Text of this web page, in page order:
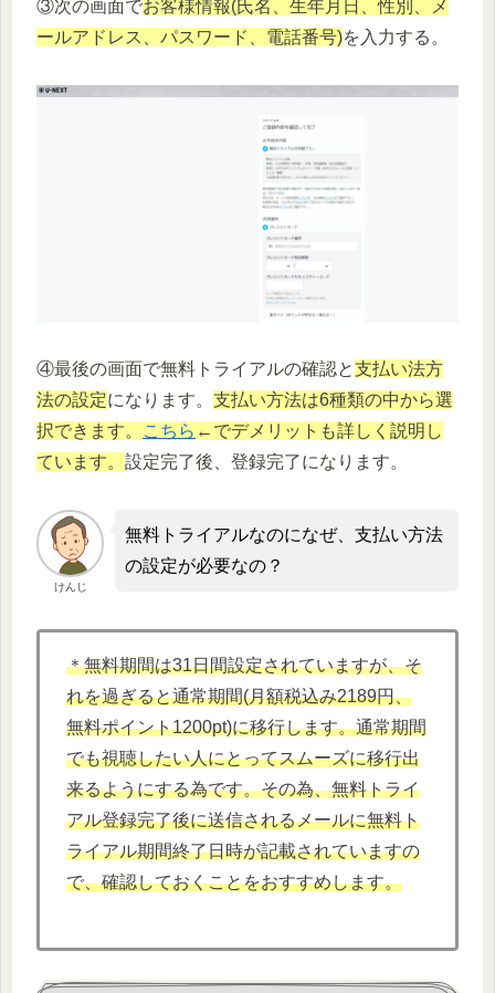
③次の画面でお客様情報(氏名、生年月日、性別、メ
ールアドレス、パスワード、電話番号)を入力する。
④最後の画面で無料トライアルの確認と支払い法方
法の設定になります。 支払い方法は6種類の中から選
択できます。
こちら ←でデメリットも詳しく説明し
ています。 設定完了後、登録完了になります。
けんじ
無料トライアルなのになぜ、支払い方法
の設定が必要なの？
＊無料期間は31日間設定されていますが、そ
れを過ぎると通常期間(月額税込み2189円、
無料ポイント1200pt)に移行します。通常期間
でも視聴したい人にとってスムーズに移行出
来るようにする為です。その為、無料トライ
アル登録完了後に送信されるメールに無料ト
ライアル期間終了日時が記載されていますの
で、確認しておくことをおすすめします。